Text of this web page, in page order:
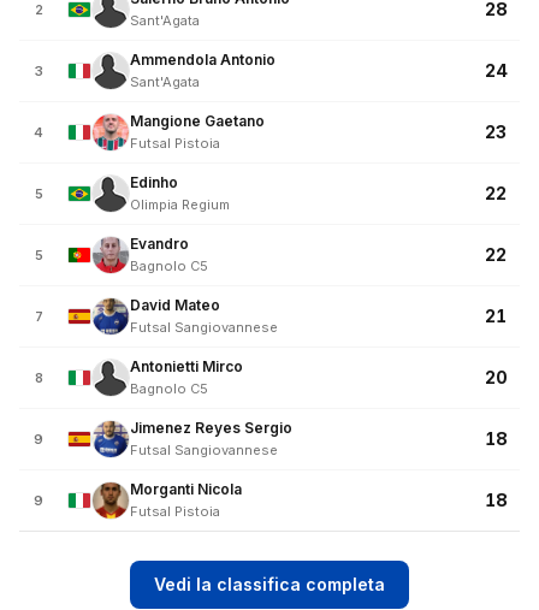
2
Sant'Agata
28
3
Ammendola Antonio
Sant'Agata
24
4
Mangione Gaetano
Futsal Pistoia
23
5
Edinho
Olimpia Regium
22
5
Evandro
Bagnolo C5
22
7
David Mateo
Futsal Sangiovannese
21
8
Antonietti Mirco
Bagnolo C5
20
9
Jimenez Reyes Sergio
Futsal Sangiovannese
18
9
Morganti Nicola
Futsal Pistoia
18
Vedi la classifica completa